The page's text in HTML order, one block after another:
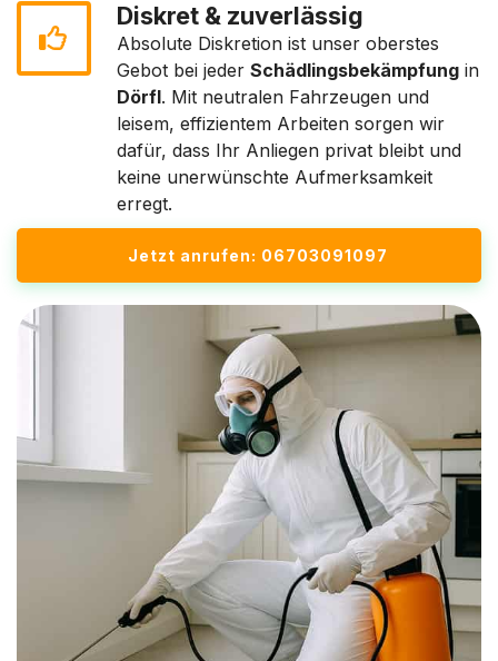
Diskret & zuverlässig
Absolute Diskretion ist unser oberstes
Gebot bei jeder Schädlingsbekämpfung in
Dörfl. Mit neutralen Fahrzeugen und
leisem, effizientem Arbeiten sorgen wir
dafür, dass Ihr Anliegen privat bleibt und
keine unerwünschte Aufmerksamkeit
erregt.
Jetzt anrufen: 06703091097